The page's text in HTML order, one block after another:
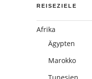
REISEZIELE
Afrika
Ägypten
Marokko